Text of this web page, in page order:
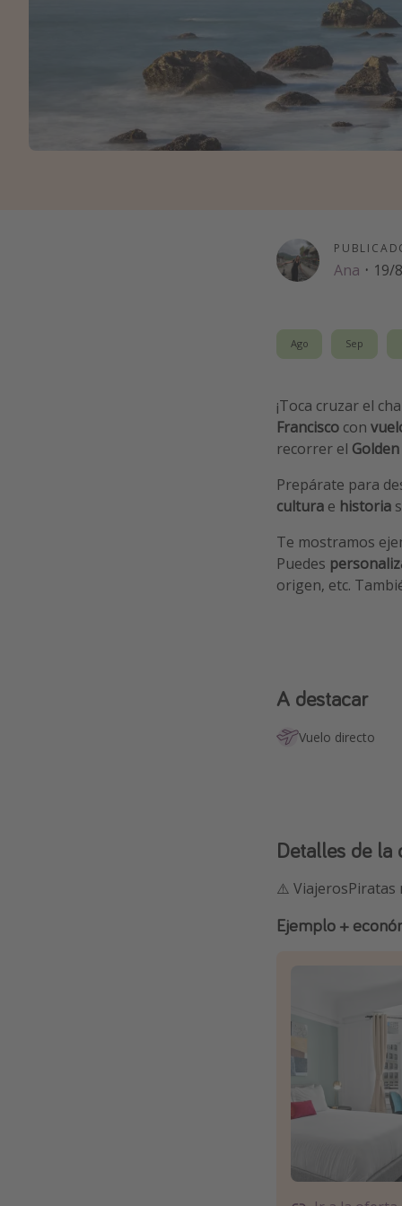
Ana · 19/
Ago Sep
¡Toca cruzar el
Francisco con
recorrer el
Prepárate para
cultura e historia
Te mostramos
Puedes
origen, etc.
A destacar
Vuelo directo
Detalles de la
⚠️ ViajerosPiratas
Ejemplo +